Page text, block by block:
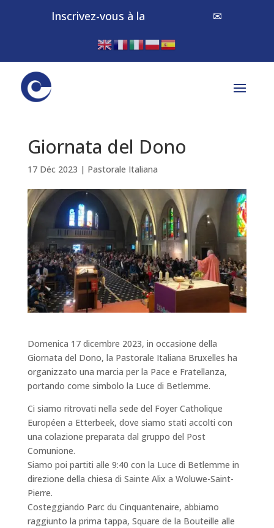
Inscrivez-vous à la ✉
Giornata del Dono
17 Déc 2023 | Pastorale Italiana
Domenica 17 dicembre 2023, in occasione della
Giornata del Dono, la Pastorale Italiana Bruxelles ha
organizzato una marcia per la Pace e Fratellanza,
portando come simbolo la Luce di Betlemme.
Ci siamo ritrovati nella sede del Foyer Catholique
Européen a Etterbeek, dove siamo stati accolti con
una colazione preparata dal gruppo del Post
Comunione.
Siamo poi partiti alle 9:40 con la Luce di Betlemme in
direzione della chiesa di Sainte Alix a Woluwe-Saint-
Pierre.
Costeggiando Parc du Cinquantenaire, abbiamo
raggiunto la prima tappa, Square de la Bouteille alle